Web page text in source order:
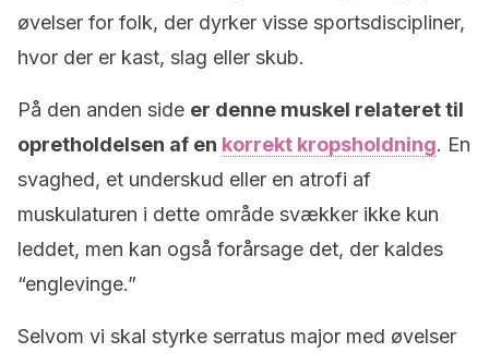
øvelser for folk, der dyrker visse sportsdiscipliner,
hvor der er kast, slag eller skub.
På den anden side er denne muskel relateret til
opretholdelsen af en korrekt kropsholdning. En
svaghed, et underskud eller en atrofi af
muskulaturen i dette område svækker ikke kun
leddet, men kan også forårsage det, der kaldes
“englevinge.”
Selvom vi skal styrke serratus major med øvelser